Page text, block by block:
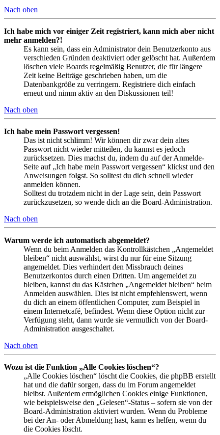
Nach oben
Ich habe mich vor einiger Zeit registriert, kann mich aber nicht
mehr anmelden?!
Es kann sein, dass ein Administrator dein Benutzerkonto aus
verschieden Gründen deaktiviert oder gelöscht hat. Außerdem
löschen viele Boards regelmäßig Benutzer, die für längere
Zeit keine Beiträge geschrieben haben, um die
Datenbankgröße zu verringern. Registriere dich einfach
erneut und nimm aktiv an den Diskussionen teil!
Nach oben
Ich habe mein Passwort vergessen!
Das ist nicht schlimm! Wir können dir zwar dein altes
Passwort nicht wieder mitteilen, du kannst es jedoch
zurücksetzen. Dies machst du, indem du auf der Anmelde-
Seite auf „Ich habe mein Passwort vergessen“ klickst und den
Anweisungen folgst. So solltest du dich schnell wieder
anmelden können.
Solltest du trotzdem nicht in der Lage sein, dein Passwort
zurückzusetzen, so wende dich an die Board-Administration.
Nach oben
Warum werde ich automatisch abgemeldet?
Wenn du beim Anmelden das Kontrollkästchen „Angemeldet
bleiben“ nicht auswählst, wirst du nur für eine Sitzung
angemeldet. Dies verhindert den Missbrauch deines
Benutzerkontos durch einen Dritten. Um angemeldet zu
bleiben, kannst du das Kästchen „Angemeldet bleiben“ beim
Anmelden auswählen. Dies ist nicht empfehlenswert, wenn
du dich an einem öffentlichen Computer, zum Beispiel in
einem Internetcafé, befindest. Wenn diese Option nicht zur
Verfügung steht, dann wurde sie vermutlich von der Board-
Administration ausgeschaltet.
Nach oben
Wozu ist die Funktion „Alle Cookies löschen“?
„Alle Cookies löschen“ löscht die Cookies, die phpBB erstellt
hat und die dafür sorgen, dass du im Forum angemeldet
bleibst. Außerdem ermöglichen Cookies einige Funktionen,
wie beispielsweise den „Gelesen“-Status – sofern sie von der
Board-Administration aktiviert wurden. Wenn du Probleme
bei der An- oder Abmeldung hast, kann es helfen, wenn du
die Cookies löscht.